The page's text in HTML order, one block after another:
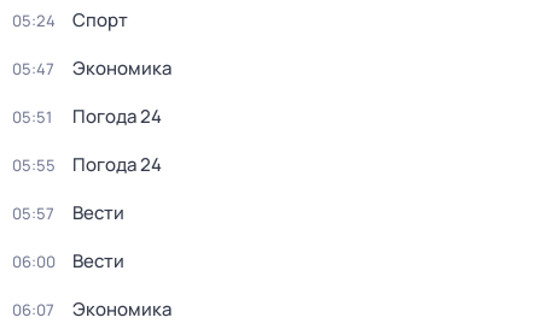
05:24 Спорт
05:47 Экономика
05:51 Погода 24
05:55 Погода 24
05:57 Вести
06:00 Вести
06:07 Экономика